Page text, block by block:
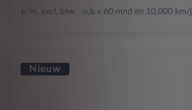
p/m. excl. btw o.b.v 60 mnd en 10,000 km/j
Nieuw